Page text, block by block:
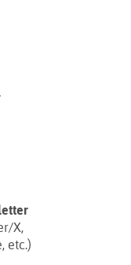
X,
etc.)